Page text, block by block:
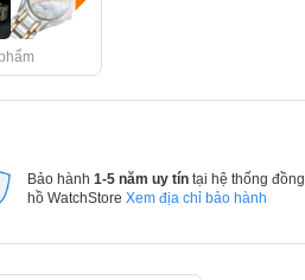
Bảo hành 1-5 năm uy tín tại hệ thống đồng
hồ WatchStore Xem địa chỉ bảo hành